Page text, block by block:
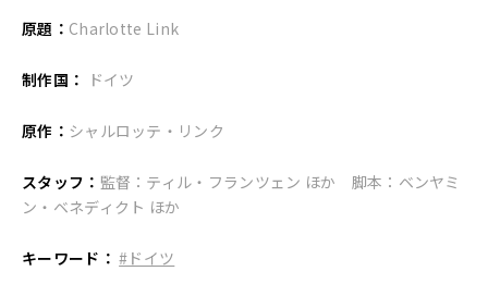
原題： Charlotte Link
制作国： ドイツ
原作： シャルロッテ・リンク
スタッフ： 監督：ティル・フランツェン ほか 脚本：ベンヤミ
ン・ベネディクト ほか
キーワード： #ドイツ